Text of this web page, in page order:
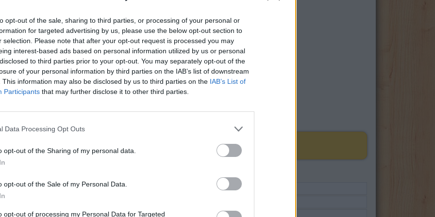
opt-out of the sale, sharing to third parties, or processing of your personal or
for targeted advertising by us, please use the below opt-out section to
selection. Please note that after your opt-out request is processed you may
interest-based ads based on personal information utilized by us or personal
to third parties prior to your opt-out. You may separately opt-out of the
of your personal information by third parties on the IAB’s list of downstream
This information may also be disclosed by us to third parties on the IAB’s List of
Participants that may further disclose it to other third parties.
Data Processing Opt Outs
opt-out of the Sharing of my personal data.
opt-out of the Sale of my Personal Data.
opt-out of processing my Personal Data for Targeted
BUSCAR MÁS RESPUESTAS
26448